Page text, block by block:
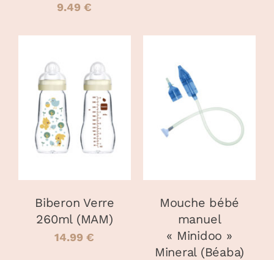
9.49€
CHOIX DES
OPTIONS CE
PRODUIT
A
PLUSIEURS
PEUVENT
ÊTRE
CHOISIES
SUR
/
DÉTAILS
Biberon Verre
260ml (MAM)
14.99€
AJOUTER AU
PANIER
/
DÉTAILS
Mouche bébé
manuel
« Minidoo »
Mineral (Béaba)